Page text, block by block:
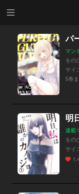
パ
マン
をの
サイ
5巻
明
連載
をの
サイ